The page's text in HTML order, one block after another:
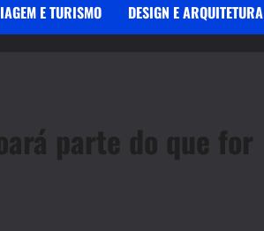
E TURISMO DESIGN E ARQUITETURA
parte do que for